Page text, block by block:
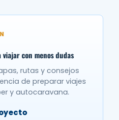
viajar con menos dudas
rutas y consejos
de preparar viajes
y autocaravana.